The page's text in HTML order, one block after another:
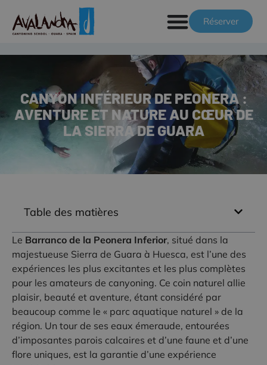
Réserver
CANYON INFÉRIEUR DE PEONERA :
AVENTURE ET NATURE AU CŒUR DE
LA SIERRA DE GUARA
Table des matières
Le Barranco de la Peonera Inferior, situé dans la
majestueuse Sierra de Guara à Huesca, est l’une des
expériences les plus excitantes et les plus complètes
pour les amateurs de canyoning. Ce coin naturel allie
plaisir, beauté et aventure, étant considéré par
beaucoup comme le « parc aquatique naturel » de la
région. Un tour de ses eaux émeraude, entourées
d’imposantes parois calcaires et d’une faune et d’une
flore uniques, est la garantie d’une expérience